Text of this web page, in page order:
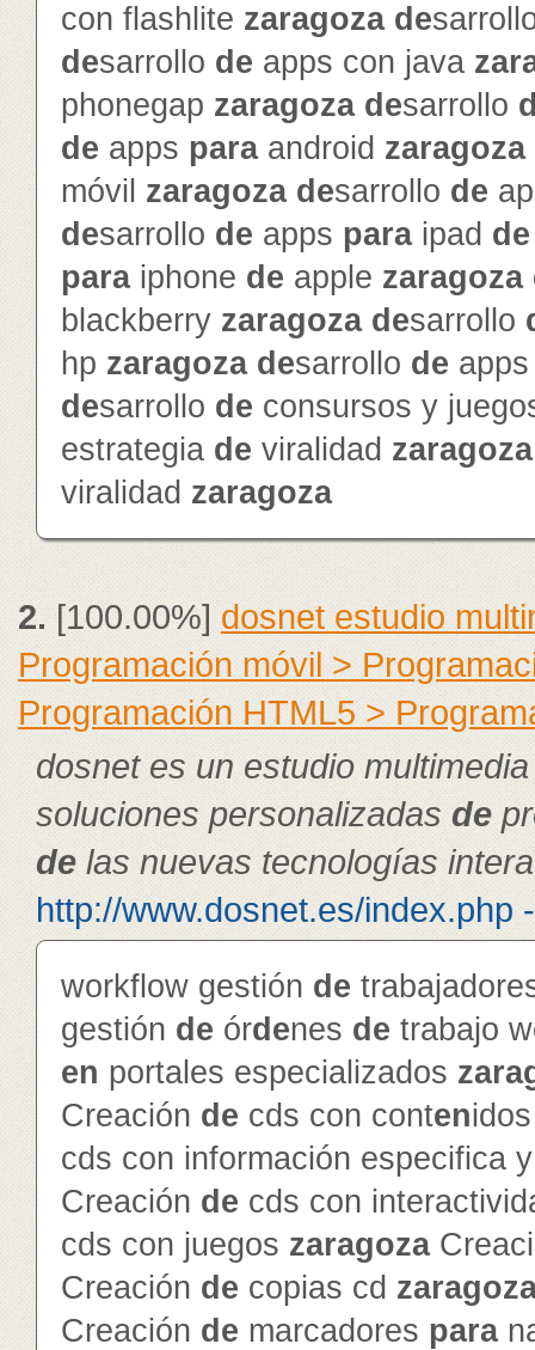
con flashlite zaragoza de
desarrollo de apps con java
phonegap zaragoza desarrollo
de apps paraandroid zaragoza
móvil zaragoza desarrollo de
desarrollo de apps paraipad de
paraiphone de apple zaragoza
blackberry zaragoza desarrollo
hp zaragoza desarrollo de
desarrollo de consursos y
estrategia de viralidad zaragoza
viralidad zaragoza
2.[100.00%] dosnet estudio
Programación móvil >
Programación HTML5 >
dosnet es un estudio
soluciones personalizadas de
delas nuevas tecnologías
http://www.dosnet.es/index.php
workflow gestión de
gestión de órdenes de trabajo
en portales especializados
Creación de cds con conten
cds con información especifica
Creación de cds con
cds con juegos zaragoza
Creación de copias cd
Creación de marcadores para